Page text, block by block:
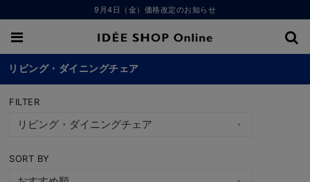
9月4日（金）価格改定のお知らせ
リビング・ダイニングチェア
FILTER
SORT BY